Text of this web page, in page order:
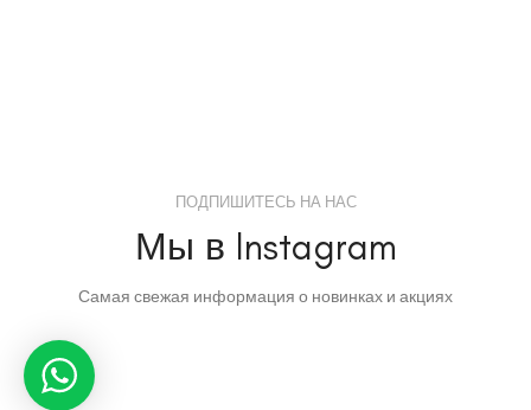
ПОДПИШИТЕСЬ НА НАС
Мы в Instagram
Самая свежая информация о новинках и акциях